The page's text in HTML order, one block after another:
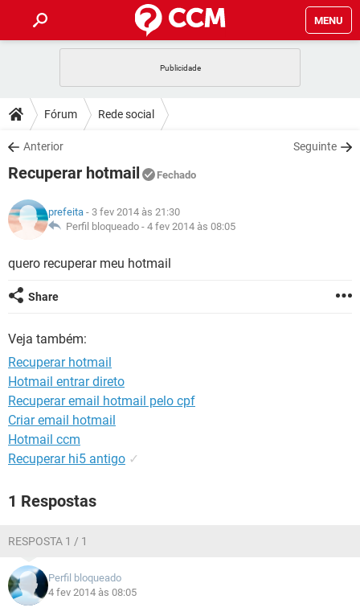
MENU
CELULAR
OUTLOOK
INSTAGRAM GMAIL
GUIA DE COMPRAS
DICAS
JOGOS
INSTAGRAM
DOWNLOADS
JOGOS WHATSAPP
CELULAR
OUTLOOK EXCEL
FÓRUM
JOGOS
OUTLOOK
INSTAGRAM
GLOSSÁRIO
INSTAGRAM
GUIA DE COMPRAS
Fórum Rede social
Anterior Seguinte
Recuperar hotmail Fechado
prefeita - 3 fev 2014 às 21:30
Perfil bloqueado - 4 fev 2014 às 08:05
quero recuperar meu hotmail
Share
Veja também:
Recuperar hotmail
Hotmail entrar direto
Recuperar email hotmail pelo cpf
Criar email hotmail
Hotmail ccm
Recuperar hi5 antigo ✓
1 Respostas
RESPOSTA 1 / 1
Perfil bloqueado
4 fev 2014 às 08:05